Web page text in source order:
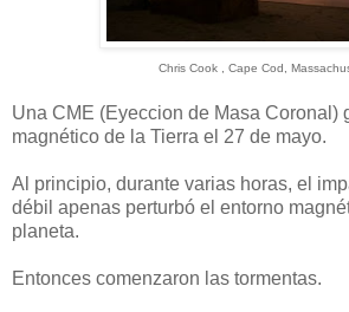
Chris Cook , Cape Cod,
Una CME (Eyeccion de Masa Coronal)
magnético de la Tierra el 27 de mayo.
Al principio, durante varias horas, el
débil apenas perturbó el entorno
planeta.
Entonces comenzaron las tormentas.